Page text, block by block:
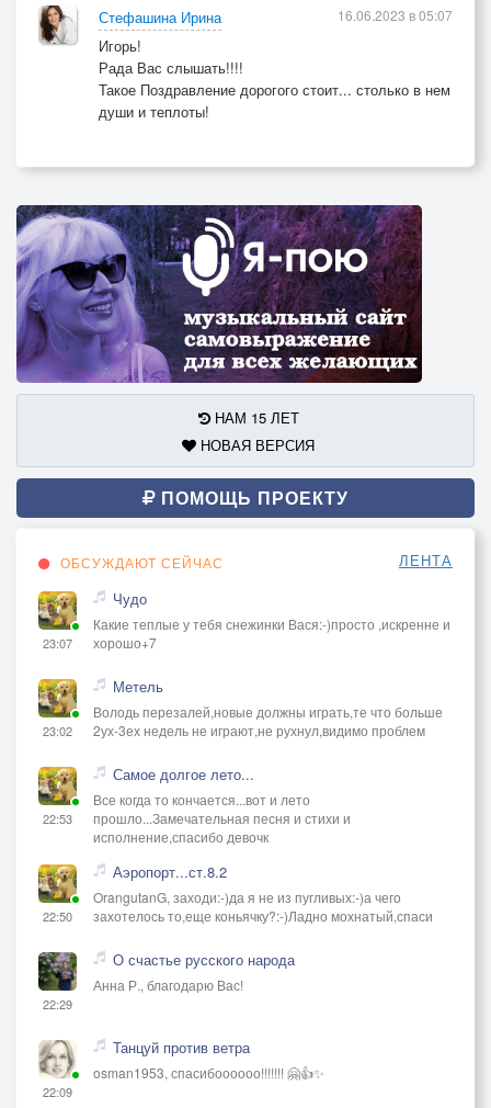
Стефашина Ирина
Игорь!
Рада Вас слышать!!!!
Такое Поздравление дорогого стоит... столько в нем
души и теплоты!
16.06.2023 в 05:07
НАМ 15 ЛЕТ
НОВАЯ ВЕРСИЯ
ПОМОЩЬ ПРОЕКТУ
ОБСУЖДАЮТ СЕЙЧАС ЛЕНТА
23:07
Чудо
Какие теплые у тебя снежинки Вася:-)просто ,искренне и
хорошо+7
23:02
Метель
Володь перезалей,новые должны играть,те что больше
2ух-3ех недель не играют,не рухнул,видимо проблем
22:53
Самое долгое лето...
Все когда то кончается...вот и лето
прошло...Замечательная песня и стихи и
исполнение,спасибо девочк
22:50
Аэропорт...ст.8.2
OrangutanG, заходи:-)да я не из пугливых:-)а чего
захотелось то,еще коньячку?:-)Ладно мохнатый,спаси
22:29
О счастье русского народа
Анна Р., благодарю Вас!
22:09
Танцуй против ветра
osman1953, спасибоооооо!!!!!!! 🤗👍✨